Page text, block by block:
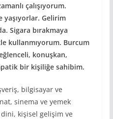
çalışıyorum.
yaşıyorlar. Gelirim
Sigara bırakmaya
kullanmıyorum. Burcum
konuşkan,
bir kişiliğe sahibim.
bilgisayar ve
sinema ve yemek
kişisel gelişim ve